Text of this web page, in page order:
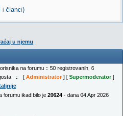
i članci)
u njemu
na forumu :: 50 registrovanih, 6
gosta :: [ Administrator] [ Supermoderator]
forumu ikad bilo je 20624 - dana 04 Apr 2026